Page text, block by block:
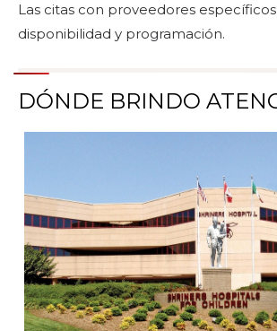
Las citas con proveedores
disponibilidad y programación.
DÓNDE BRINDO